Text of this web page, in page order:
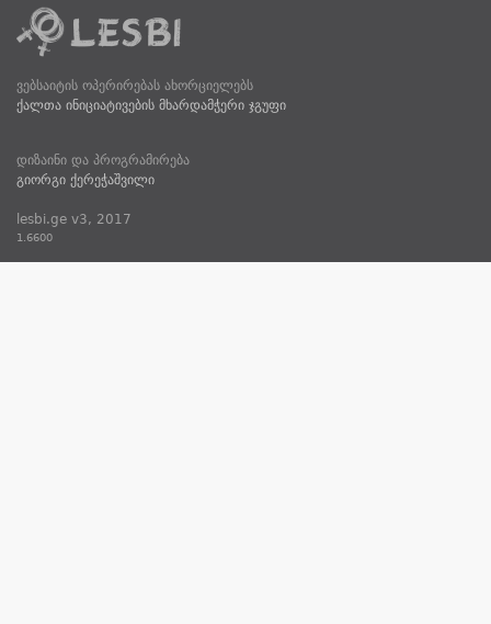
ვებსაიტის ოპერირებას ახორციელებს
ქალთა ინიციატივების მხარდამჭერი ჯგუფი
დიზაინი და პროგრამირება
გიორგი ქერეჭაშვილი
lesbi.ge v3, 2017
1.6600